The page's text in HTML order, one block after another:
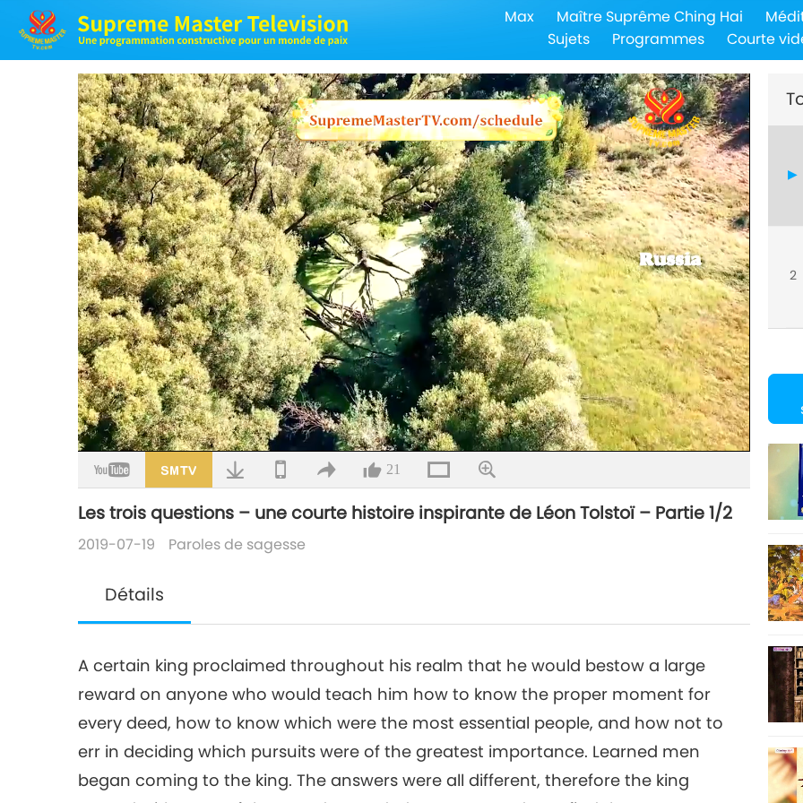
Max Maître Suprême Ching Hai
Sujets
Programmes Courte
Sourdine
/
Chargé:
4.87%
Qualité
21
Les trois questions – une courte histoire inspirante de Léon Tolstoï – Partie 1/2
2019-07-19 Paroles de sagesse
Détails
A certain king proclaimed throughout his realm that he would bestow a large
reward on anyone who would teach him how to know the proper moment for
every deed, how to know which were the most essential people, and how not to
err in deciding which pursuits were of the greatest importance. Learned men
began coming to the king. The answers were all different, therefore the king
2